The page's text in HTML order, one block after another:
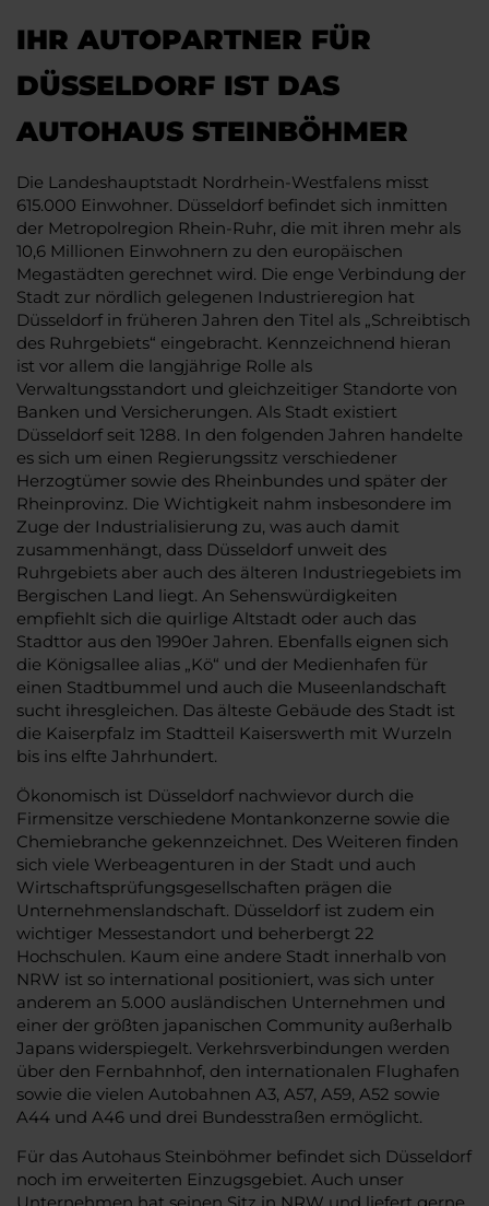
IHR AUTOPARTNER FÜR
DÜSSELDORF IST DAS
AUTOHAUS STEINBÖHMER
Die Landeshauptstadt Nordrhein-Westfalens misst
615.000 Einwohner. Düsseldorf befindet sich inmitten
der Metropolregion Rhein-Ruhr, die mit ihren mehr als
10,6 Millionen Einwohnern zu den europäischen
Megastädten gerechnet wird. Die enge Verbindung der
Stadt zur nördlich gelegenen Industrieregion hat
Düsseldorf in früheren Jahren den Titel als „Schreibtisch
des Ruhrgebiets“ eingebracht. Kennzeichnend hieran
ist vor allem die langjährige Rolle als
Verwaltungsstandort und gleichzeitiger Standorte von
Banken und Versicherungen. Als Stadt existiert
Düsseldorf seit 1288. In den folgenden Jahren handelte
es sich um einen Regierungssitz verschiedener
Herzogtümer sowie des Rheinbundes und später der
Rheinprovinz. Die Wichtigkeit nahm insbesondere im
Zuge der Industrialisierung zu, was auch damit
zusammenhängt, dass Düsseldorf unweit des
Ruhrgebiets aber auch des älteren Industriegebiets im
Bergischen Land liegt. An Sehenswürdigkeiten
empfiehlt sich die quirlige Altstadt oder auch das
Stadttor aus den 1990er Jahren. Ebenfalls eignen sich
die Königsallee alias „Kö“ und der Medienhafen für
einen Stadtbummel und auch die Museenlandschaft
sucht ihresgleichen. Das älteste Gebäude des Stadt ist
die Kaiserpfalz im Stadtteil Kaiserswerth mit Wurzeln
bis ins elfte Jahrhundert.
Ökonomisch ist Düsseldorf nachwievor durch die
Firmensitze verschiedene Montankonzerne sowie die
Chemiebranche gekennzeichnet. Des Weiteren finden
sich viele Werbeagenturen in der Stadt und auch
Wirtschaftsprüfungsgesellschaften prägen die
Unternehmenslandschaft. Düsseldorf ist zudem ein
wichtiger Messestandort und beherbergt 22
Hochschulen. Kaum eine andere Stadt innerhalb von
NRW ist so international positioniert, was sich unter
anderem an 5.000 ausländischen Unternehmen und
einer der größten japanischen Community außerhalb
Japans widerspiegelt. Verkehrsverbindungen werden
über den Fernbahnhof, den internationalen Flughafen
sowie die vielen Autobahnen A3, A57, A59, A52 sowie
A44 und A46 und drei Bundesstraßen ermöglicht.
Für das Autohaus Steinböhmer befindet sich Düsseldorf
noch im erweiterten Einzugsgebiet. Auch unser
Unternehmen hat seinen Sitz in NRW und liefert gerne